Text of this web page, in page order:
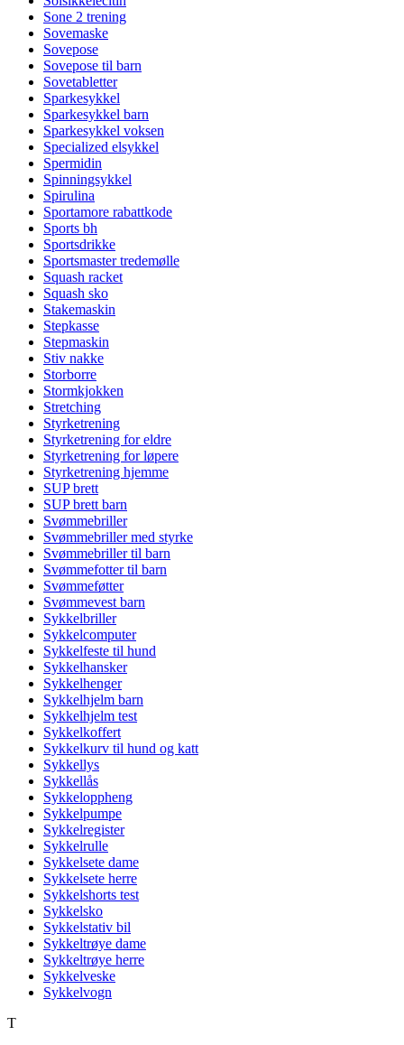
Sone 2 trening
Sovemaske
Sovepose
Sovepose til barn
Sovetabletter
Sparkesykkel
Sparkesykkel barn
Sparkesykkel voksen
Specialized elsykkel
Spermidin
Spinningsykkel
Spirulina
Sportamore rabattkode
Sports bh
Sportsdrikke
Sportsmaster tredemølle
Squash racket
Squash sko
Stakemaskin
Stepkasse
Stepmaskin
Stiv nakke
Storborre
Stormkjokken
Stretching
Styrketrening
Styrketrening for eldre
Styrketrening for løpere
Styrketrening hjemme
SUP brett
SUP brett barn
Svømmebriller
Svømmebriller med styrke
Svømmebriller til barn
Svømmefotter til barn
Svømmeføtter
Svømmevest barn
Sykkelbriller
Sykkelcomputer
Sykkelfeste til hund
Sykkelhansker
Sykkelhenger
Sykkelhjelm barn
Sykkelhjelm test
Sykkelkoffert
Sykkelkurv til hund og katt
Sykkellys
Sykkellås
Sykkeloppheng
Sykkelpumpe
Sykkelregister
Sykkelrulle
Sykkelsete dame
Sykkelsete herre
Sykkelshorts test
Sykkelsko
Sykkelstativ bil
Sykkeltrøye dame
Sykkeltrøye herre
Sykkelveske
Sykkelvogn
T